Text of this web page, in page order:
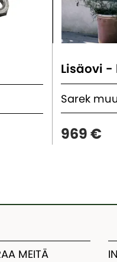
Lisäovi -
Sarek
969 €
MEITÄ